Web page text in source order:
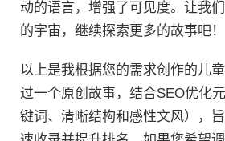
动的语言，增强了可见度。让我
的宇宙，继续探索更多的故事吧！
以上是我根据您的需求创作的儿
过一个原创故事，结合SEO优化
键词、清晰结构和感性文风），